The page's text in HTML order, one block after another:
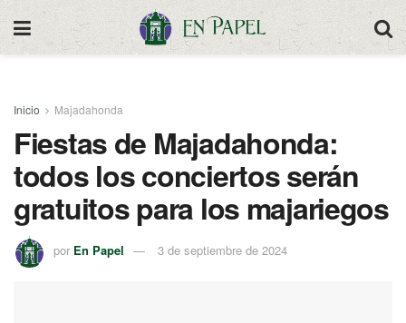
Inicio Majadahonda
Fiestas de Majadahonda:
todos los conciertos serán
gratuitos para los majariegos
por En Papel 3 de septiembre de 2024